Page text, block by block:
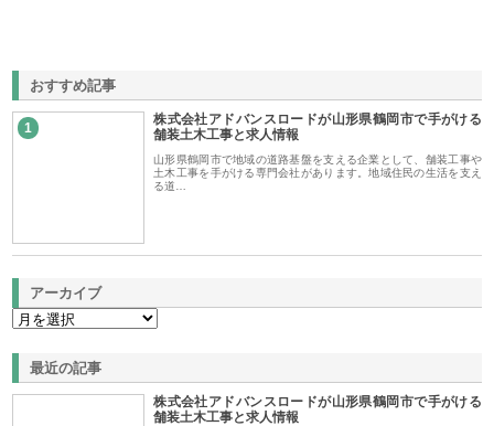
おすすめ記事
1
株式会社アドバンスロードが山形県鶴岡市で手がける
舗装土木工事と求人情報
山形県鶴岡市で地域の道路基盤を支える企業として、舗装工事や
土木工事を手がける専門会社があります。地域住民の生活を支え
る道…
アーカイブ
最近の記事
株式会社アドバンスロードが山形県鶴岡市で手がける
舗装土木工事と求人情報